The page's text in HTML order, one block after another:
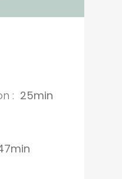
: 25min